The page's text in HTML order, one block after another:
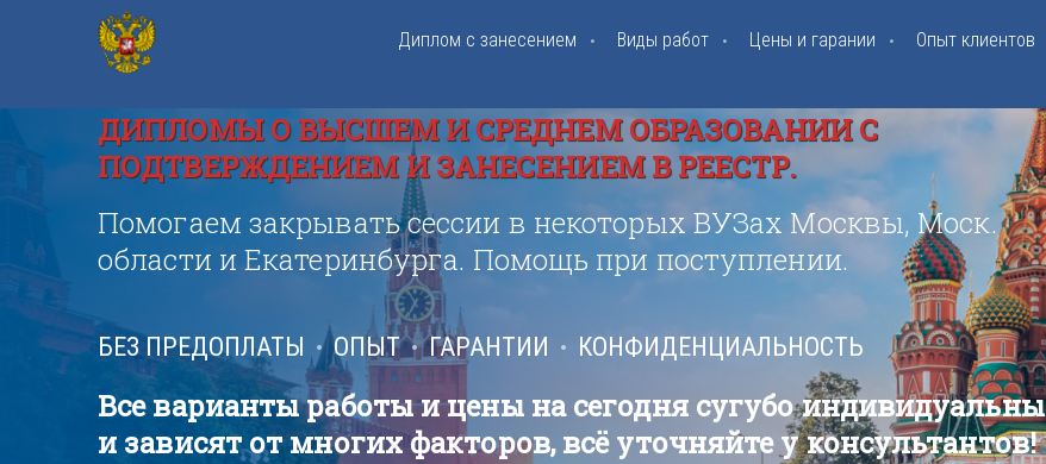
Диплом с занесением Виды работ Цены и гарании Опыт клиентов
ДИПЛОМЫ О ВЫСШЕМ И СРЕДНЕМ ОБРАЗОВАНИИ С
ПОДТВЕРЖДЕНИЕМ И ЗАНЕСЕНИЕМ В РЕЕСТР.
Помогаем закрывать сессии в некоторых ВУЗах Москвы, Моск.
области и Екатеринбурга. Помощь при поступлении.
БЕЗ ПРЕДОПЛАТЫ ОПЫТ ГАРАНТИИ КОНФИДЕНЦИАЛЬНОСТЬ
Все варианты работы и цены на сегодня сугубо индивидуальны
и зависят от многих факторов, всё уточняйте у консультантов!